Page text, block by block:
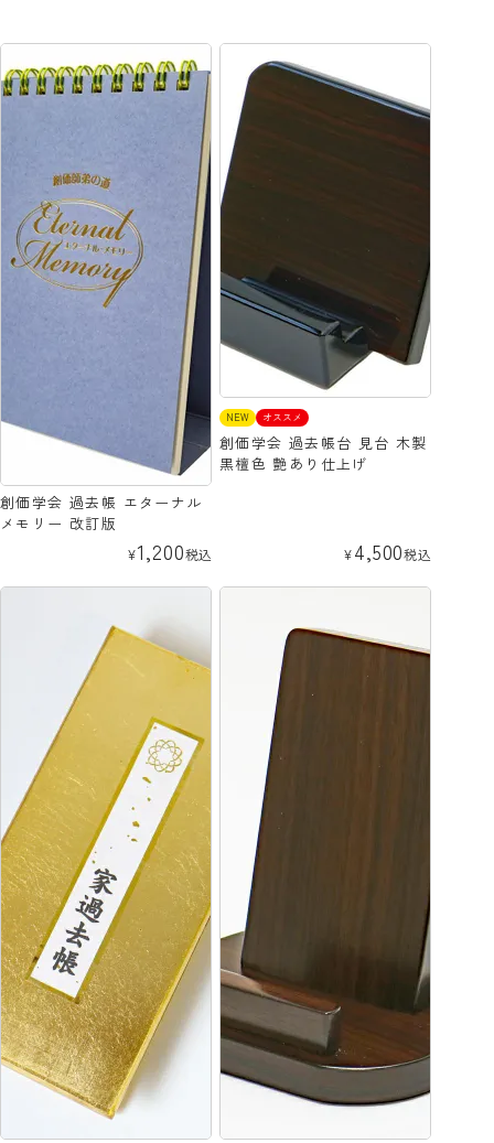
創価学会 過去帳 エターナル
メモリー 改訂版
¥1,200税込
NEW オススメ
創価学会 過去帳台 見台 木製
黒檀色 艶あり仕上げ
¥4,500税込